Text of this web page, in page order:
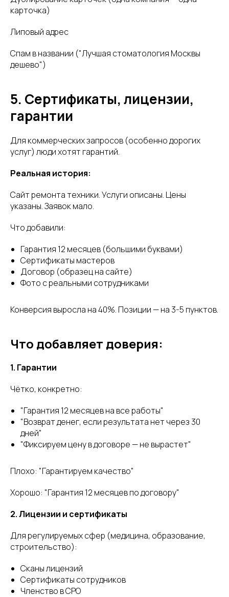
карточка)
Липовый адрес
Спам в названии ("Лучшая стоматология Москвы
дешево")
5. Сертификаты, лицензии,
гарантии
Для коммерческих запросов (особенно дорогих
услуг) люди хотят гарантий.
Реальная история:
Сайт ремонта техники. Услуги описаны. Цены
указаны. Заявок мало.
Что добавили:
Гарантия 12 месяцев (большими буквами)
Сертификаты мастеров
Договор (образец на сайте)
Фото с реальными сотрудниками
Конверсия выросла на 40%. Позиции — на 3-5 пунктов.
Что добавляет доверия:
1. Гарантии
Чётко, конкретно:
"Гарантия 12 месяцев на все работы"
"Возврат денег, если результата нет через 30
дней"
"Фиксируем цену в договоре — не вырастет"
Плохо: "Гарантируем качество"
Хорошо: "Гарантия 12 месяцев по договору"
2. Лицензии и сертификаты
Для регулируемых сфер (медицина, образование,
строительство):
Сканы лицензий
Сертификаты сотрудников
Членство в СРО